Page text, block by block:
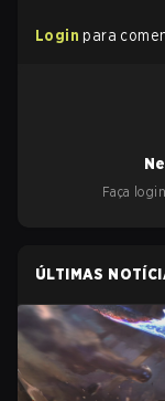
Login para
Faça
ÚLTIMAS